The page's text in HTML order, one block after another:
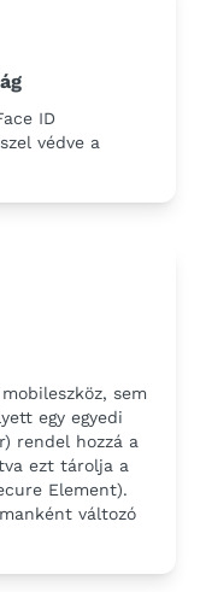
ID
védve a
sem
egy egyedi
rendel hozzá a
ezt tárolja a
Element).
változó